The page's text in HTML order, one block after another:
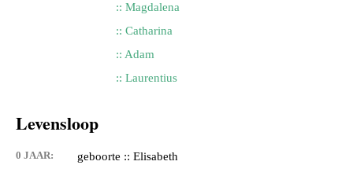
:: Magdalena
:: Catharina
:: Adam
:: Laurentius
Levensloop
0 JAAR: geboorte :: Elisabeth